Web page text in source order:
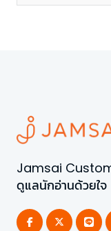
Jamsai
ดูแลนักอ่านด้วยใจ